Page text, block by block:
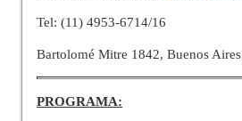
Tel: (11) 4953-6714/16
Bartolomé Mitre 1842, Buenos
PROGRAMA: